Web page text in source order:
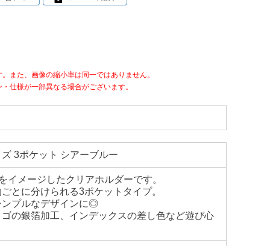
また、画像の縮小率は同一ではありません。
仕様が一部異なる場合がございます。
3ポケット シアーブルー
メージしたクリアホルダーです。
とに分けられる3ポケットタイプ。
ンプルなデザインに◎
の銀箔加工、インデックスの差し色など遊び心